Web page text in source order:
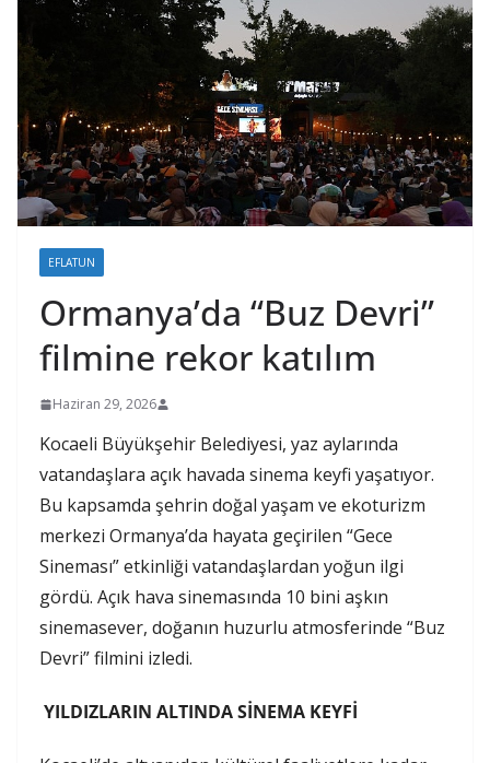
EFLATUN
Ormanya’da “Buz Devri”
filmine rekor katılım
Haziran 29, 2026
Kocaeli Büyükşehir Belediyesi, yaz aylarında
vatandaşlara açık havada sinema keyfi yaşatıyor.
Bu kapsamda şehrin doğal yaşam ve ekoturizm
merkezi Ormanya’da hayata geçirilen “Gece
Sineması” etkinliği vatandaşlardan yoğun ilgi
gördü. Açık hava sinemasında 10 bini aşkın
sinemasever, doğanın huzurlu atmosferinde “Buz
Devri” filmini izledi.
YILDIZLARIN ALTINDA SİNEMA KEYFİ